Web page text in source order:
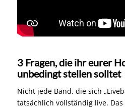
3 Fragen, die ihr eurer
unbedingt stellen solltet
Nicht jede Band, die sich
tatsächlich vollständig live.